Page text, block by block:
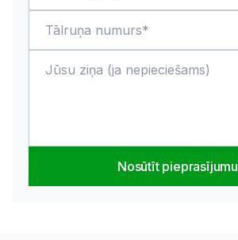
Nosūtīt pieprasījumu